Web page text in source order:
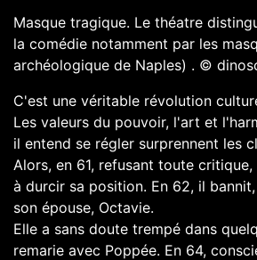
Masque tragique. Le théatre
la comédie notamment par les
archéologique de Naples) . ©
C'est une véritable révolution
Les valeurs du pouvoir, l'art et
il entend se régler surprennent les
Alors, en 61, refusant toute
à durcir sa position. En 62, il
son épouse, Octavie.
Elle a sans doute trempé dans
remarie avec Poppée. En 64,